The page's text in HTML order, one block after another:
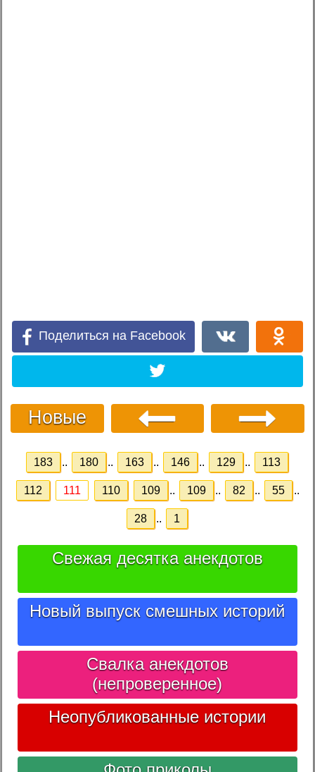
Поделиться на Facebook
Новые
183 .. 180 .. 163 .. 146 .. 129 .. 113
112 111 110 109 .. 109 .. 82 .. 55 ..
28 .. 1
Свежая десятка анекдотов
Новый выпуск смешных историй
Свалка анекдотов
(непроверенное)
Неопубликованные истории